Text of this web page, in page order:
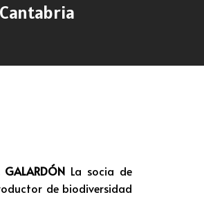
GALARDÓN La socia de
de biodiversidad